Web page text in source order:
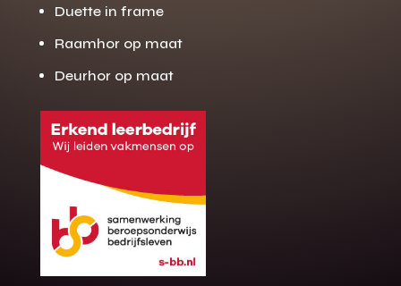
Gratis offerte
op maat?
Binnen 24 uur jouw gratis offerte
10 jaar garantie op de montage
Duette in frame
Raamhor op maat
Deurhor op maat